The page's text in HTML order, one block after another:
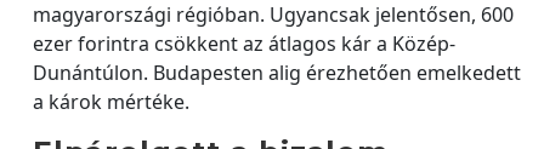
magyarországi régióban. Ugyancsak jelentősen, 600
ezer forintra csökkent az átlagos kár a Közép-
Dunántúlon. Budapesten alig érezhetően emelkedett
a károk mértéke.